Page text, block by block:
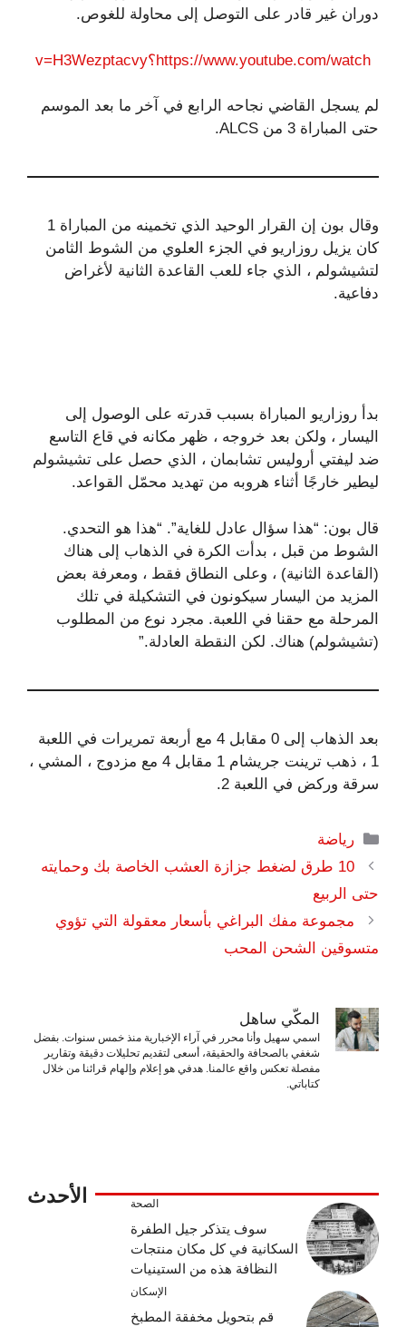
دوران غير قادر على التوصل إلى محاولة للغوص.
https://www.youtube.com/watch؟v=H3Wezptacvy
لم يسجل القاضي نجاحه الرابع في آخر ما بعد الموسم
حتى المباراة 3 من ALCS.
وقال بون إن القرار الوحيد الذي تخمينه من المباراة 1
كان يزيل روزاريو في الجزء العلوي من الشوط الثامن
لتشيشولم ، الذي جاء للعب القاعدة الثانية لأغراض
دفاعية.
بدأ روزاريو المباراة بسبب قدرته على الوصول إلى
اليسار ، ولكن بعد خروجه ، ظهر مكانه في قاع التاسع
ضد ليفتي أروليس تشابمان ، الذي حصل على تشيشولم
ليطير خارجًا أثناء هروبه من تهديد محمّل القواعد.
قال بون: “هذا سؤال عادل للغاية”. “هذا هو التحدي.
الشوط من قبل ، بدأت الكرة في الذهاب إلى هناك
(القاعدة الثانية) ، وعلى النطاق فقط ، ومعرفة بعض
المزيد من اليسار سيكونون في التشكيلة في تلك
المرحلة مع حقنا في اللعبة. مجرد نوع من المطلوب
(تشيشولم) هناك. لكن النقطة العادلة.”
بعد الذهاب إلى 0 مقابل 4 مع أربعة تمريرات في اللعبة
1 ، ذهب ترينت جريشام 1 مقابل 4 مع مزدوج ، المشي ،
سرقة وركض في اللعبة 2.
التصنيفات
رياضة
10 طرق لضغط جزازة العشب الخاصة بك وحمايته
حتى الربيع
مجموعة مفك البراغي بأسعار معقولة التي تؤوي
متسوقين الشحن المحب
المكّي ساهل
اسمي سهيل وأنا محرر في آراء الإخبارية منذ خمس سنوات. بفضل
شغفي بالصحافة والحقيقة، أسعى لتقديم تحليلات دقيقة وتقارير
مفصلة تعكس واقع عالمنا. هدفي هو إعلام وإلهام قرائنا من خلال
كتاباتي.
الأحدث الصحة
سوف يتذكر جيل الطفرة
السكانية في كل مكان منتجات
النظافة هذه من الستينيات
الإسكان
قم بتحويل مخفقة المطبخ